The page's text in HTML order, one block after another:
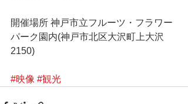
開催場所 神戸市立フルーツ・フラワー
パーク園内(神戸市北区大沢町上大沢
2150)
#映像 #観光